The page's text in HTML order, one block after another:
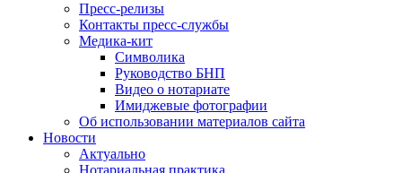
Пресс-релизы
Контакты пресс-службы
Медика-кит
Символика
Руководство БНП
Видео о нотариате
Имиджевые фотографии
Об использовании материалов сайта
Новости
Актуально